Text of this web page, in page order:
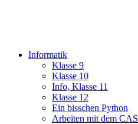
Informatik
Klasse 9
Klasse 10
Info, Klasse 11
Klasse 12
Ein bisschen Python
Arbeiten mit dem CAS